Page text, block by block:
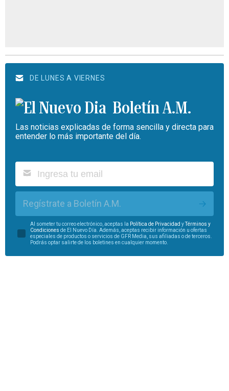
DE LUNES A VIERNES
Boletín A.M.
Las noticias explicadas de forma sencilla y directa para
entender lo más importante del día.
Regístrate a Boletín A.M.
Al someter tu correo electrónico, aceptas la Política de Privacidad yTérminos y
Condiciones de El Nuevo Día. Además, aceptas recibir información u ofertas
especiales de productos o servicios de GFR Media, sus afiliadas o de terceros.
Podrás optar salirte de los boletines en cualquier momento.